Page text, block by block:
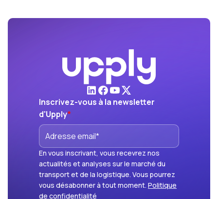
Inscrivez-vous à la newsletter
d'Upply*
En vous inscrivant, vous recevrez nos
actualités et analyses sur le marché du
transport et de la logistique. Vous pourrez
vous désabonner à tout moment. Politique
de confidentialité